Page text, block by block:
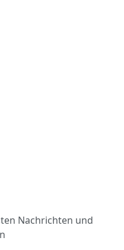
Nachrichten und